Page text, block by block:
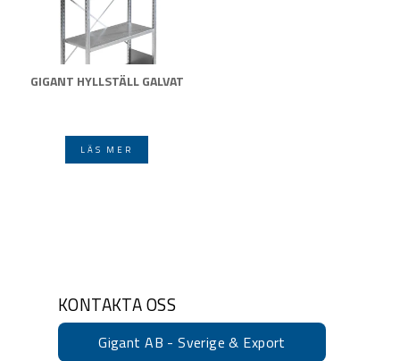
GIGANT HYLLSTÄLL GALVAT
LÄS MER
KONTAKTA OSS
Gigant AB - Sverige & Export